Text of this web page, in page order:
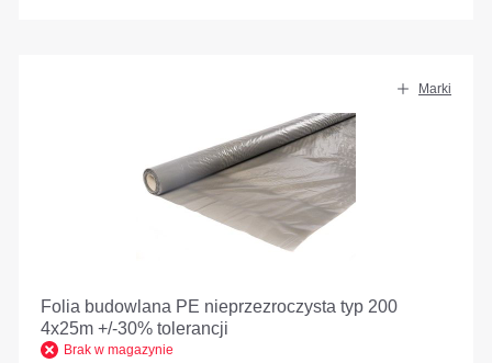
Marki
Folia budowlana PE nieprzezroczysta typ 200
4x25m +/-30% tolerancji
Brak w magazynie